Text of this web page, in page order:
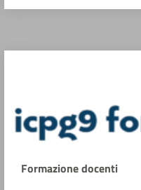
Formazione docenti